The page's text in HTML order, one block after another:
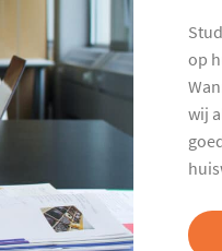
op
wij